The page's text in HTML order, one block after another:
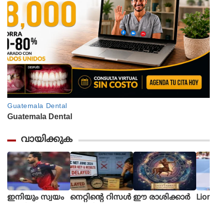
വായിക്കുക
ഇനിയും സ്വയം നെറ്റിൻ്റെ റിസൾ ഈ രാശിക്കാര്‍